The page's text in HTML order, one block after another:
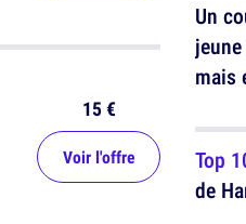
15 €
Voir l'offre
Un
mais
Top
de